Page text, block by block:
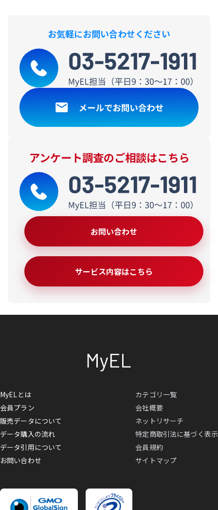
お気軽にお問い合わせください
アンケート調査のご相談はこちら
お問い合わせ
サービス内容はこちら
MyELとは
会員プラン
販売データについて
データ購入の流れ
データ引用について
お問い合わせ
カテゴリ一覧
会社概要
ネットリサーチ
特定商取引法に基づく表示
会員規約
サイトマップ